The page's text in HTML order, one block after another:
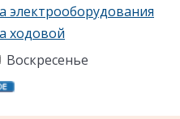
электрооборудования
ходовой
Воскресенье